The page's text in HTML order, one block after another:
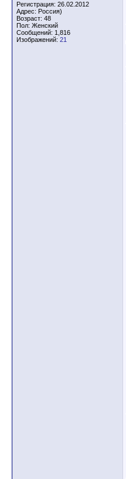
Регистрация: 26.02.2012
Адрес: Россия)
Возраст: 48
Пол: Женский
Сообщений: 1,816
Изображений: 21